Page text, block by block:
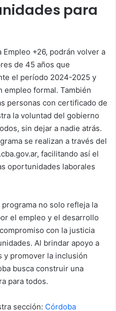
para
+26, podrán volver a
de 45 años que
el período 2024-2025 y
empleo formal. También
personas con certificado de
la voluntad del gobierno
sin dejar a nadie atrás.
se realizan a través del
facilitando así el
oportunidades laborales
no solo refleja la
el empleo y el desarrollo
con la justicia
Al brindar apoyo a
y promover la inclusión
busca construir una
para todos.
sección: Córdoba